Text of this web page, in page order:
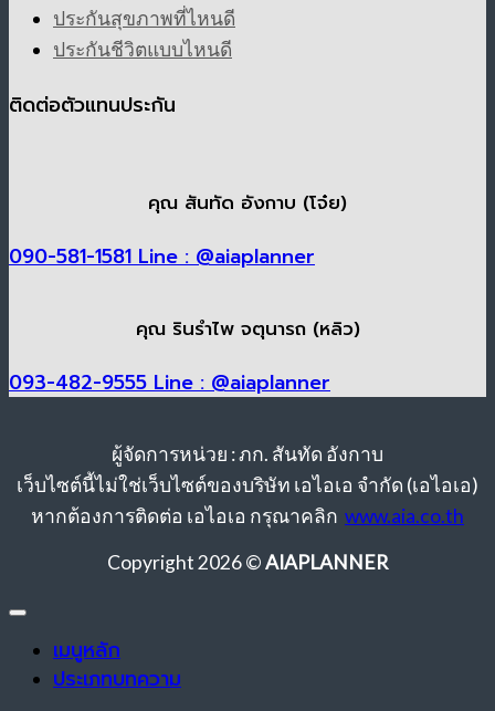
ประกันสุขภาพที่ไหนดี
ประกันชีวิตแบบไหนดี
ติดต่อตัวแทนประกัน
คุณ สันทัด อังกาบ (โจ๋ย)
090-581-1581 Line : @aiaplanner
คุณ รินรำไพ จตุนารถ (หลิว)
093-482-9555 Line : @aiaplanner
ผู้จัดการหน่วย : ภก. สันทัด อังกาบ
เว็บไซต์นี้ไม่ใช่เว็บไซต์ของบริษัท เอไอเอ จำกัด (เอไอเอ)
หากต้องการติดต่อ เอไอเอ กรุณาคลิก www.aia.co.th
Copyright 2026 ©AIAPLANNER
เมนูหลัก
ประเภทบทความ